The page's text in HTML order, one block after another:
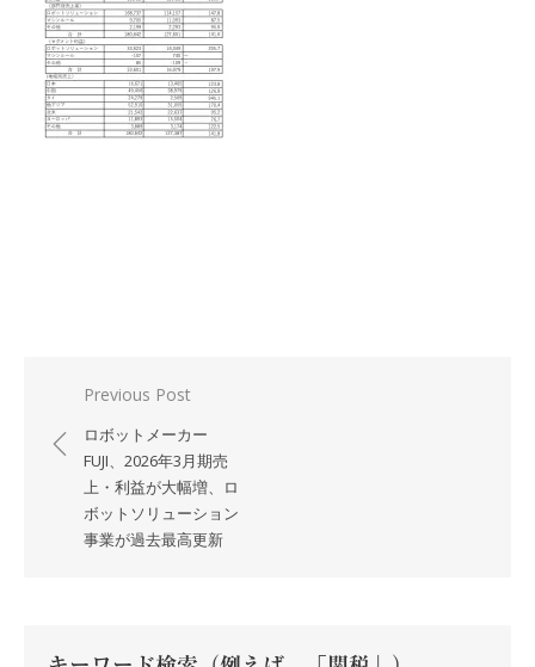
稿
ナ
Previous Post
ロボットメーカー
FUJI、2026年3月期売
上・利益が大幅増、ロ
ボットソリューション
事業が過去最高更新